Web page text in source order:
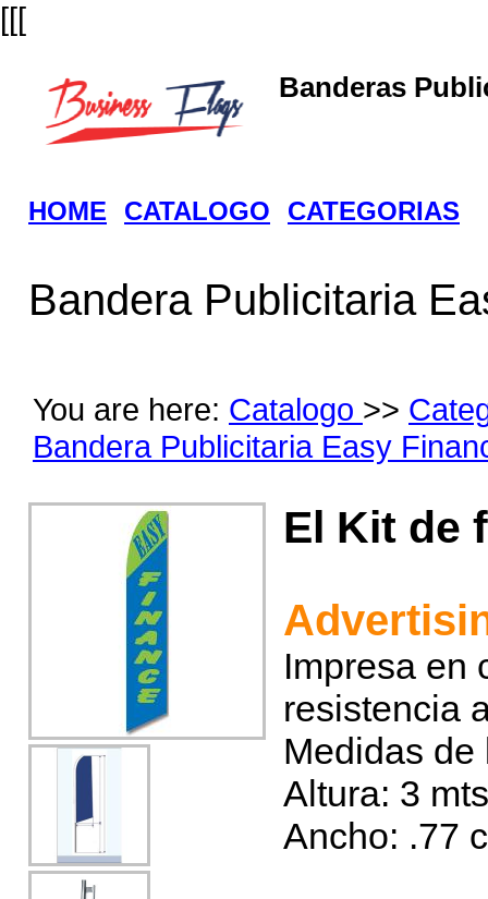
[[[
Banderas
HOME CATALOGO CATEGORIAS
Bandera Publicitaria
You are here: Catalogo >>
Bandera Publicitaria Easy
El Kit de
Impresa en
resistencia
Medidas de
Altura: 3
Ancho: .77